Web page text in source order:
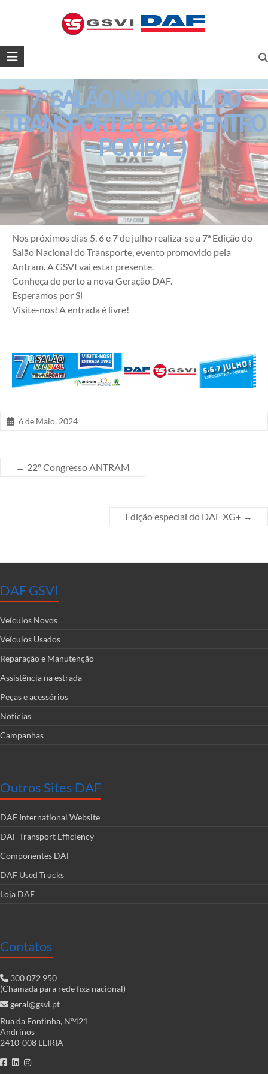
geral@gsvi.pt
GSVI,
SA
–
O
seu
concessionário
DAF
7º SALÃO NACIONAL DO
TRANSPORTE ( EXPOCENTRO
– POMBAL)
Nos próximos dias 5, 6 e 7 de julho realiza-se a 7ª Edição do
Salão Nacional do Transporte, evento promovido pela
Antram. A GSVI vai estar presente.
Conheça de perto a nova Geração DAF.
Esperamos por Si
Visite-nos! A entrada é livre!
6 de Maio, 2024
← 22º Congresso ANTRAM
Edição especial do DAF XG+ →
DAF GSVI
Veículos Novos
Veículos Usados
Reparação e Manutenção
Assistência na estrada
Peças e acessórios
Noticias
Campanhas
Outros Sites DAF
DAF International Website
DAF Transport Efficiency
Componentes DAF
DAF Used Trucks
Loja DAF
Contatos
300 072 950
(Chamada para rede fixa nacional)
geral@gsvi.pt
Rua da Fontinha, Nº421
Andrinos
2410-008 LEIRIA